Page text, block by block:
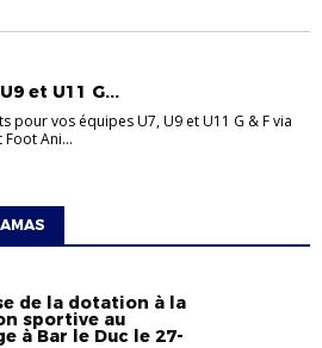
et U11 G...
pour vos équipes U7, U9 et U11 G & F via
Foot Ani...
de la dotation à la
sportive au
à Bar le Duc le 27-